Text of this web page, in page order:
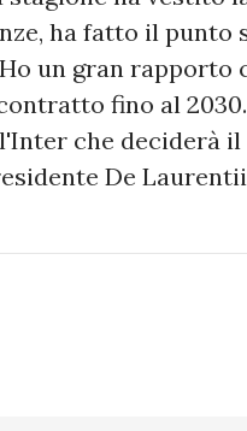
ha fatto il
un gran rapporto
fino al
che deciderà il
De